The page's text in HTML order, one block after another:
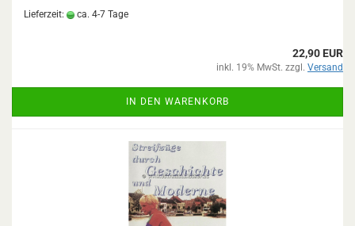
Lieferzeit: ca. 4-7 Tage
22,90 EUR
inkl. 19% MwSt. zzgl. Versand
IN DEN WARENKORB